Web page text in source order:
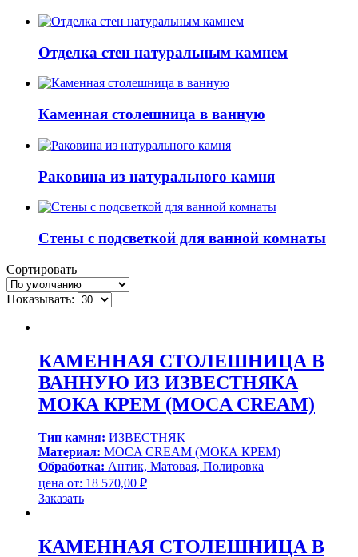
Отделка стен натуральным камнем
Каменная столешница в ванную
Раковина из натурального камня
Стены с подсветкой для ванной комнаты
Сортировать
Показывать:
КАМЕННАЯ СТОЛЕШНИЦА В
ВАННУЮ ИЗ ИЗВЕСТНЯКА
МОКА КРЕМ (MOCA CREAM)
Тип камня: ИЗВЕСТНЯК
Материал: MOCA CREAM (МОКА КРЕМ)
Обработка: Антик, Матовая, Полировка
цена от: 18 570,00 ₽
Заказать
КАМЕННАЯ СТОЛЕШНИЦА В